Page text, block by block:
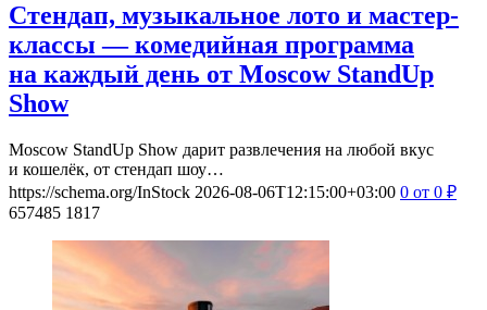
Стендап, музыкальное лото и мастер-
классы — комедийная программа
на каждый день от Moscow StandUp
Show
Moscow StandUp Show дарит развлечения на любой вкус
и кошелёк, от стендап шоу…
https://schema.org/InStock 2026-08-06T12:15:00+03:00 0 от 0 ₽
657485 1817